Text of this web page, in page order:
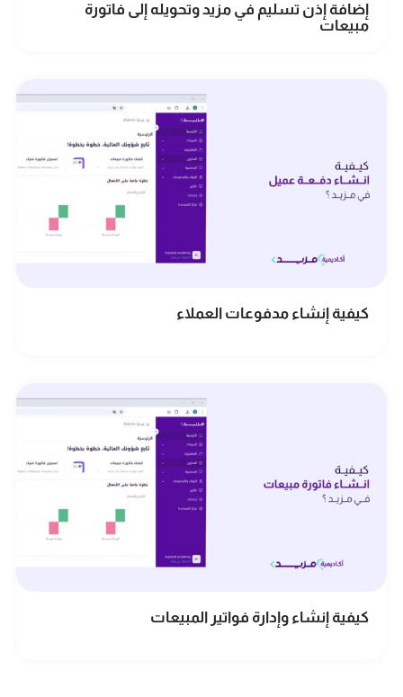
إضافة إذن تسليم في مزيد وتحويله إلى فاتورة
مبيعات
كيفية إنشاء مدفوعات العملاء
كيفية إنشاء وإدارة فواتير المبيعات